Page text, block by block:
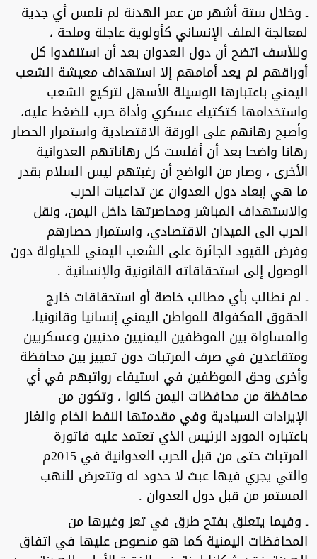
ـ وخلال ستة أشهر من عمر الهدنة لم نلمس أي جدية
لمعالجة الملف الإنساني كأولوية عاجلة وملحة ،
وللأسف اتضح أن دول العدوان بعد أن استنفدوا كل
أوراقهم لم يعد أمامهم إلا استهداف معيشة الشعب
اليمني باعتبارها الوسيلة الأسهل لتركيع الشعب
واستخدامها كتكتيك عسكري وأداة حرب للضغط عليه،
وأصبح رهانهم على الورقة الاقتصادية واستمرار الحصار
رهانا واضحا بعد أن أفلست كل رهاناتهم العدوانية
الأخرى ، وصار من الواضح أن رغبتهم ليس السلام بقدر
ما هي إبعاد دول العدوان عن تداعيات الحرب
والاستهداف المباشر ومحاصرتها داخل اليمن، ونقل
الحرب الى الميدان الاقتصادي، واستمرار حصارهم
وفرض القيود الجائرة على الشعب اليمني للحيلولة دون
الوصول إلى استحقاقاته القانونية والإنسانية .
ـ لم نطالب بأي مطالب خاصة أو استحقاقات خارج
الحقوق المكفولة للمواطن اليمني إنسانيا وقانونيا،
والمساواة بين الموظفين اليمنيين مدنيين وعسكريين
ومتقاعدين في صرف المرتبات دون تمييز بين محافظة
وأخرى وحق الموظفين في استيفاء رواتبهم في أي
محافظة من محافظات اليمن كانوا ، وتكون من
الإيرادات السيادية وفي مقدمتها النفط الخام والغاز
باعتباره المورد الرئيس الذي تعتمد عليه فاتورة
المرتبات حتى من قبل الحرب العدوانية في 2015م
والتي يجري فيها عبث لا حدود له وتتعرض للنهب
المستمر من قبل دول العدوان .
ـ وفيما يتعلق بفتح طرق في تعز وغيرها من
المحافظات اليمنية كما هو منصوص عليها في اتفاق